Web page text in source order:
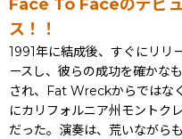
Face To Faceのデビ
ス！！
1991年に結成後、すぐにリリ
ースし、彼らの成功を確かな
され、Fat Wreckからではな
にカリフォルニア州モントク
だった。演奏は、荒いながら